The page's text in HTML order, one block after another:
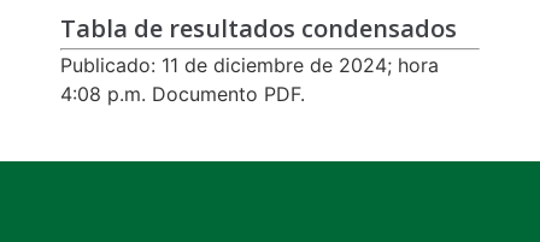
Tabla de resultados condensados
Publicado: 11 de diciembre de 2024; hora
4:08 p.m. Documento PDF.